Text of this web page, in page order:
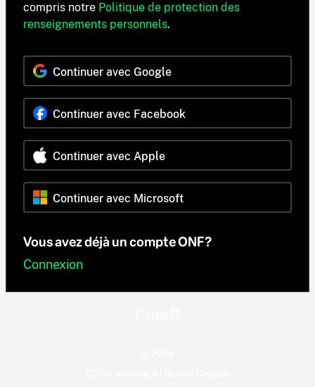
compris notre Politique de protection des
renseignements personnels.
Continuer avec Google
Continuer avec Facebook
Continuer avec Apple
Continuer avec Microsoft
Vous avez déjà un compte ONF?
Connexion